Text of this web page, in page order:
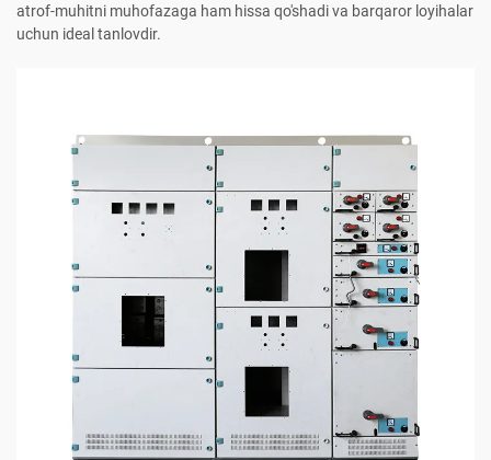
atrof-muhitni muhofazaga ham hissa qo'shadi va barqaror loyihalar
uchun ideal tanlovdir.